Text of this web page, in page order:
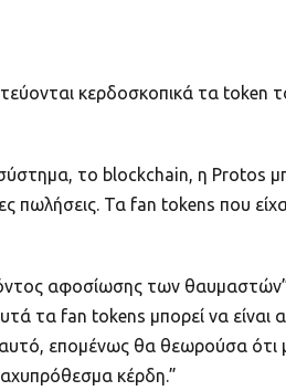
κερδοσκοπικά τα token
το blockchain, η Protos
πωλήσεις. Τα fan tokens που
αφοσίωσης των
τα fan tokens μπορεί να
επομένως θα θεωρούσα ότι
κέρδη.”